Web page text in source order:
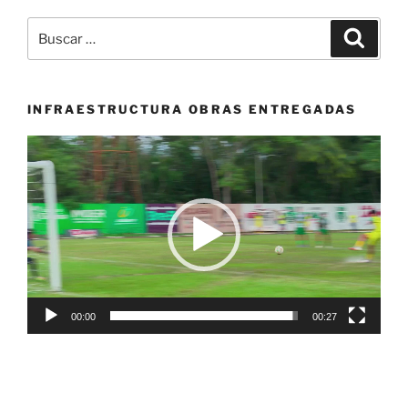
Mundial
Sambo
Uzbekistán»
por:
INFRAESTRUCTURA OBRAS ENTREGADAS
Reproductor
de
vídeo
00:00 00:27